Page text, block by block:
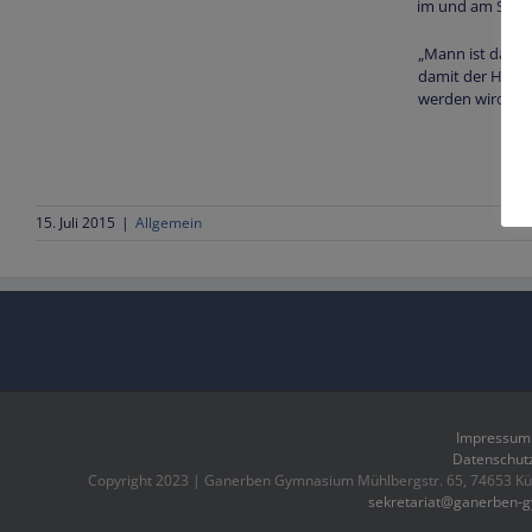
im und am
„Mann ist das
damit der
werden wird!
15. Juli 2015 | Allgemein
Impressum
Copyright 2023 | Ganerben Gymnasium Mühlbergstr. 65, 74653
sekretariat@ganerben-